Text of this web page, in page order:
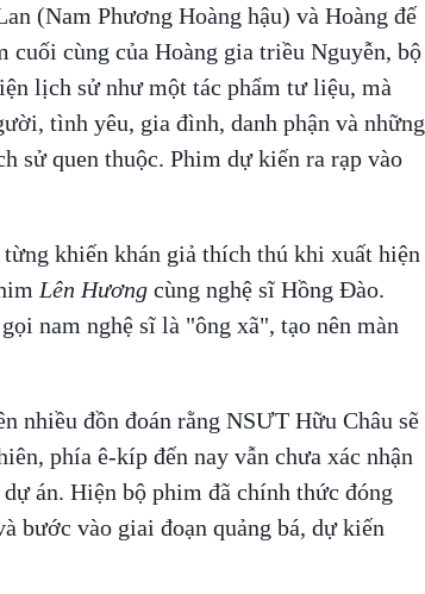
(Nam Phương Hoàng hậu) và Hoàng đế
cuối cùng của Hoàng gia triều Nguyễn, bộ
lịch sử như một tác phẩm tư liệu, mà
tình yêu, gia đình, danh phận và những
sử quen thuộc. Phim dự kiến ra rạp vào
khiến khán giả thích thú khi xuất hiện
Lên Hương cùng nghệ sĩ Hồng Đào.
nam nghệ sĩ là "ông xã", tạo nên màn
nhiều đồn đoán rằng NSƯT Hữu Châu sẽ
phía ê-kíp đến nay vẫn chưa xác nhận
án. Hiện bộ phim đã chính thức đóng
bước vào giai đoạn quảng bá, dự kiến